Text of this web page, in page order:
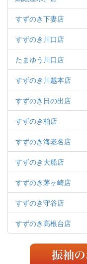
すずのき下妻店
すずのき川口店
たまゆう川口店
すずのき川越本店
すずのき日の出店
すずのき柏店
すずのき海老名店
すずのき大船店
すずのき茅ヶ崎店
すずのき守谷店
すずのき高根台店